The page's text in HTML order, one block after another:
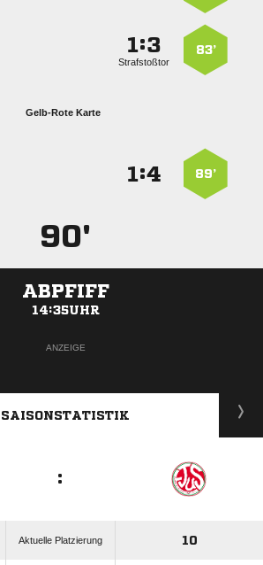
83’
:
Strafstoßtor
Gelb-Rote Karte
89’
:
90'
ABPFIFF
14:35UHR
ANZEIGE
SAISONSTATISTIK
:
Aktuelle Platzierung 10